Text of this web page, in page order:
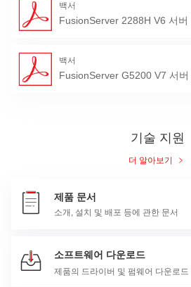
백서
FusionServer 2288H V6 서버
백서
FusionServer G5200 V7 서버
기술 지원
더 알아보기
제품 문서
소개, 설치 및 배포 등에 관한 문서
소프트웨어 다운로드
제품의 드라이버 및 펌웨어 다운로드